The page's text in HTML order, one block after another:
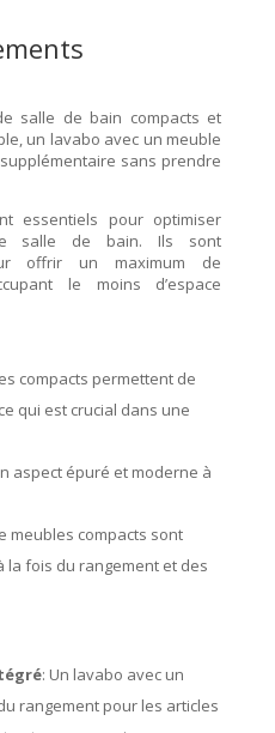
salle de bain compacts et
un lavabo avec un meuble
sans prendre
essentiels pour optimiser
salle de bain. Ils sont
offrir un maximum de
le moins d’espace
compacts permettent de
qui est crucial dans une
aspect épuré et moderne à
meubles compacts sont
fois du rangement et des
: Un lavabo avec un
rangement pour les articles